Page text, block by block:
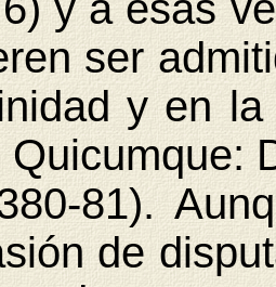
ser
y en
Quicumque:
81).
de